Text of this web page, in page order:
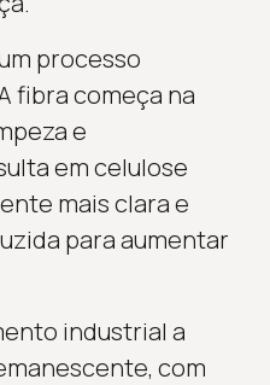
processo
fibra começa na
e
em celulose
mais clara e
para aumentar
industrial a
com